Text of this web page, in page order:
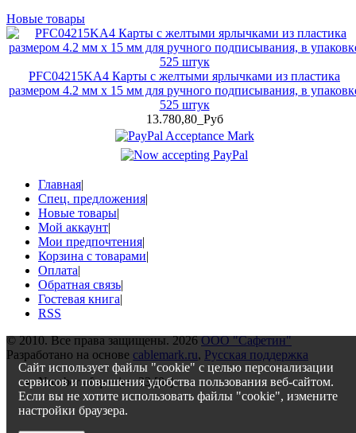
Новые товары
PFC04215KA4 Карты с желтыми ярлычками из пластика
размером 4.2 мм x 15 мм для ручного подписывания, в
525 штук
13.780,80_Руб
Главная|
Спец. предложения|
Новые товары|
Мой аккаунт|
Мои предпочтения|
Корзина с товарами|
Оплата|
Обратная связь|
Гостевая книга|
RSS
© 2010. Все права защищены. 2026ООО "Сафетин"
Разработано на основе cablemark.ru, Русская поддержка
Сайт использует файлы "cookie" с целью персонализации
сервисов и повышения удобства пользования веб-сайтом.
Если вы не хотите использовать файлы "cookie", измените
настройки браузера.
Number of queries: 23 [0s]